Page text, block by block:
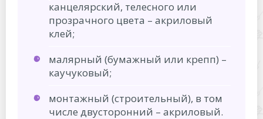
канцелярский, телесного или
прозрачного цвета – акриловый
клей;
малярный (бумажный или крепп) –
каучуковый;
монтажный (строительный), в том
числе двусторонний – акриловый.